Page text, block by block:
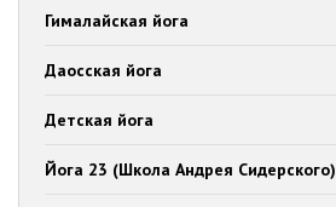
Гималайская йога
Даосская йога
Детская йога
Йога 23 (Школа Андрея Сидерского)